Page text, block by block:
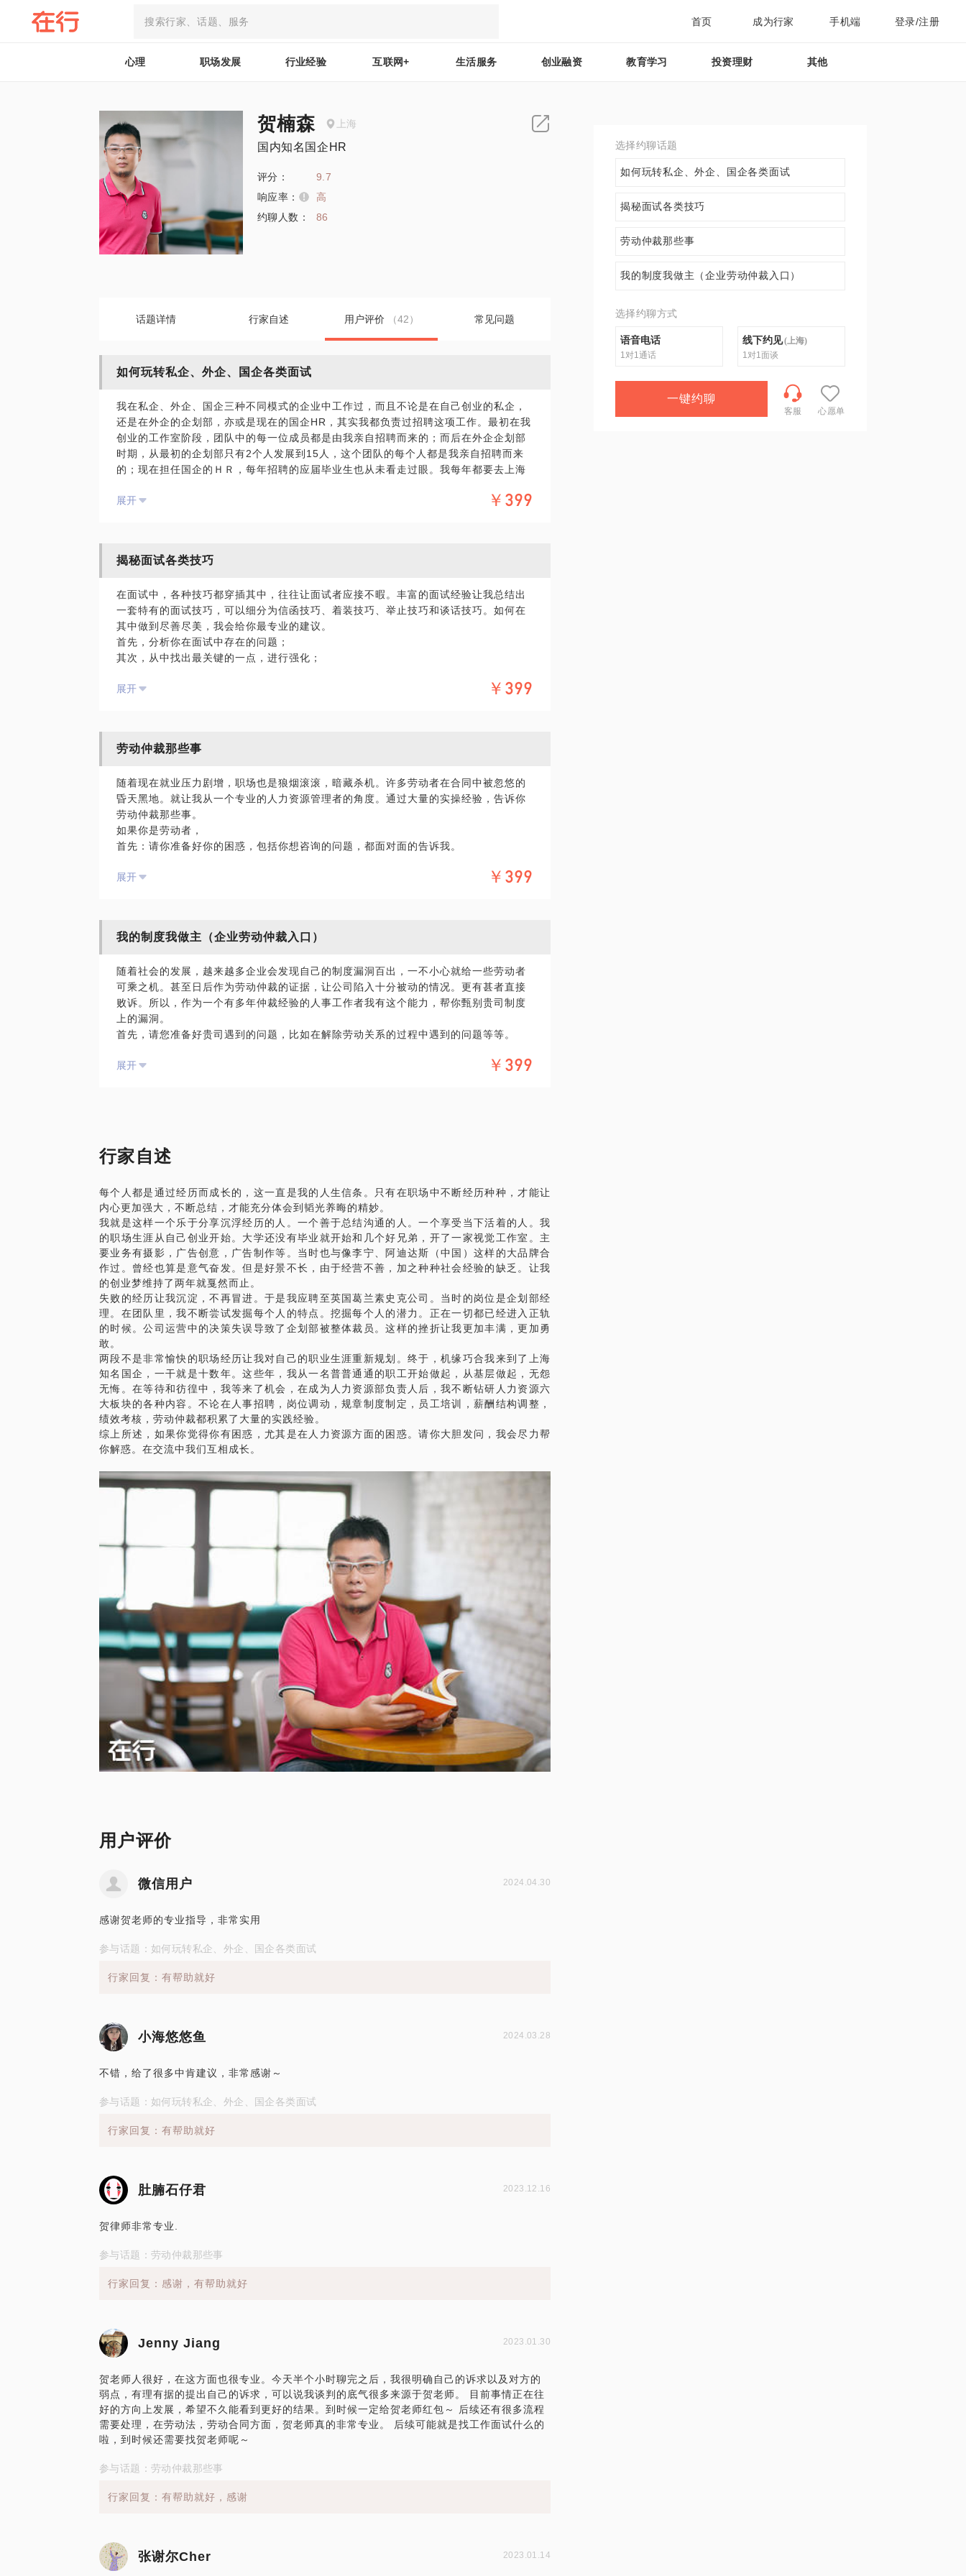
首页 成为行家 手机端 登录/注册
心理 职场发展 行业经验 互联网+ 生活服务 创业融资 教育学习 投资理财 其他
贺楠森 上海
国内知名国企HR
评分：
9.7
响应率：
高
约聊人数：
86
话题详情 行家自述 用户评价 （42） 常见问题
如何玩转私企、外企、国企各类面试
我在私企、外企、国企三种不同模式的企业中工作过，而且不论是在自己创业的私企，
还是在外企的企划部，亦或是现在的国企HR，其实我都负责过招聘这项工作。最初在我
创业的工作室阶段，团队中的每一位成员都是由我亲自招聘而来的；而后在外企企划部
时期，从最初的企划部只有2个人发展到15人，这个团队的每个人都是我亲自招聘而来
的；现在担任国企的ＨＲ，每年招聘的应届毕业生也从未看走过眼。我每年都要去上海
业需要怎样的人才是我最有发言权的。
重的是人才的长度，俗称职业规划以及对企业的忠诚度。所以在面试时，针对三类不同
针对三类企业不同的需求，如何调整简历的内容——既然知道了三类企业在人才需求方
面存在不同，那么在简历内容方面就应该有所区别，千篇一律的简历复印件不但会使你
浪费大把的机会，而且每一次失败的面试经历都会让你倍感挫败，不利于下一场面试。
所以我会针对不同类型的企业，帮助你重新调整简历的内容，让你立于不败之地。
三类企业在面试环节往往会布下怎样的面试陷阱——企业根据自己的需求，在选择人才
在面试中，他们又会布下怎样的陷阱，让面试者手足无措呢？我可以教你，不但绕开陷
其次，我会根据每个你不同的特点，对他们进行模拟面试；
最后，教授一些面试中经常会用到的小技巧，以帮助你在面试中发挥的更加出色。
在分享中进步，在分享中完善，一直是我的信条。我卖的就是你没有的那段经历。
展开 ￥399
揭秘面试各类技巧
在面试中，各种技巧都穿插其中，往往让面试者应接不暇。丰富的面试经验让我总结出
一套特有的面试技巧，可以细分为信函技巧、着装技巧、举止技巧和谈话技巧。如何在
其中做到尽善尽美，我会给你最专业的建议。
首先，分析你在面试中存在的问题；
其次，从中找出最关键的一点，进行强化；
最后，用最直接的方式，为你开启面试成功之路。
展开 ￥399
劳动仲裁那些事
随着现在就业压力剧增，职场也是狼烟滚滚，暗藏杀机。许多劳动者在合同中被忽悠的
昏天黑地。就让我从一个专业的人力资源管理者的角度。通过大量的实操经验，告诉你
劳动仲裁那些事。
如果你是劳动者，
首先：请你准备好你的困惑，包括你想咨询的问题，都面对面的告诉我。
会根据你的证据帮你梳理哪些证据是必须的，哪些证据是无用的。
虽然，有人会说，你不是专业的律师，我如何才能信任你。但是我可以很自信的告诉
胸。另外，大量的实践经验让我能更有信心的告诉你，你要赢，你就得这样做。
有空您找我聊聊。您一定不会失望。
展开 ￥399
我的制度我做主（企业劳动仲裁入口）
随着社会的发展，越来越多企业会发现自己的制度漏洞百出，一不小心就给一些劳动者
可乘之机。甚至日后作为劳动仲裁的证据，让公司陷入十分被动的情况。更有甚者直接
败诉。所以，作为一个有多年仲裁经验的人事工作者我有这个能力，帮你甄别贵司制度
上的漏洞。
首先，请您准备好贵司遇到的问题，比如在解除劳动关系的过程中遇到的问题等等。
的。
的那个衔接点。
展开 ￥399
行家自述
每个人都是通过经历而成长的，这一直是我的人生信条。只有在职场中不断经历种种，才能让
内心更加强大，不断总结，才能充分体会到韬光养晦的精妙。
我就是这样一个乐于分享沉浮经历的人。一个善于总结沟通的人。一个享受当下活着的人。我
的职场生涯从自己创业开始。大学还没有毕业就开始和几个好兄弟，开了一家视觉工作室。主
要业务有摄影，广告创意，广告制作等。当时也与像李宁、阿迪达斯（中国）这样的大品牌合
作过。曾经也算是意气奋发。但是好景不长，由于经营不善，加之种种社会经验的缺乏。让我
的创业梦维持了两年就戛然而止。
失败的经历让我沉淀，不再冒进。于是我应聘至英国葛兰素史克公司。当时的岗位是企划部经
理。在团队里，我不断尝试发掘每个人的特点。挖掘每个人的潜力。正在一切都已经进入正轨
的时候。公司运营中的决策失误导致了企划部被整体裁员。这样的挫折让我更加丰满，更加勇
敢。
两段不是非常愉快的职场经历让我对自己的职业生涯重新规划。终于，机缘巧合我来到了上海
知名国企，一干就是十数年。这些年，我从一名普普通通的职工开始做起，从基层做起，无怨
无悔。在等待和彷徨中，我等来了机会，在成为人力资源部负责人后，我不断钻研人力资源六
大板块的各种内容。不论在人事招聘，岗位调动，规章制度制定，员工培训，薪酬结构调整，
绩效考核，劳动仲裁都积累了大量的实践经验。
综上所述，如果你觉得你有困惑，尤其是在人力资源方面的困惑。请你大胆发问，我会尽力帮
你解惑。在交流中我们互相成长。
用户评价
微信用户 2024.04.30
感谢贺老师的专业指导，非常实用
参与话题：如何玩转私企、外企、国企各类面试
行家回复：有帮助就好
小海悠悠鱼 2024.03.28
不错，给了很多中肯建议，非常感谢～
参与话题：如何玩转私企、外企、国企各类面试
行家回复：有帮助就好
肚腩石仔君 2023.12.16
贺律师非常专业.
参与话题：劳动仲裁那些事
行家回复：感谢，有帮助就好
Jenny Jiang 2023.01.30
贺老师人很好，在这方面也很专业。今天半个小时聊完之后，我很明确自己的诉求以及对方的
弱点，有理有据的提出自己的诉求，可以说我谈判的底气很多来源于贺老师。 目前事情正在往
好的方向上发展，希望不久能看到更好的结果。到时候一定给贺老师红包～ 后续还有很多流程
需要处理，在劳动法，劳动合同方面，贺老师真的非常专业。 后续可能就是找工作面试什么的
啦，到时候还需要找贺老师呢～
参与话题：劳动仲裁那些事
行家回复：有帮助就好，感谢
张谢尔Cher 2023.01.14
选择约聊话题
如何玩转私企、外企、国企各类面试
揭秘面试各类技巧
劳动仲裁那些事
我的制度我做主（企业劳动仲裁入口）
选择约聊方式
语音电话
1对1通话
线下约见(上海)
1对1面谈
一键约聊
客服 心愿单